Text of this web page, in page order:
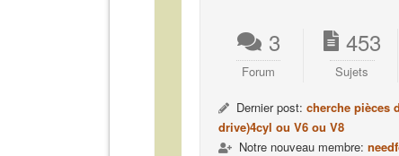
3
Forum
453
Sujets
Dernier post: cherche pièces
drive)4cyl ou V6 ou V8
Notre nouveau membre: